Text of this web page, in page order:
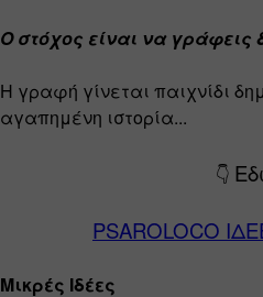
Ο στόχος είναι να γράφεις
Η γραφή γίνεται παιχνίδι
αγαπημένη ιστορία...
👇
PSAROLOCO
Μικρές Ιδέες